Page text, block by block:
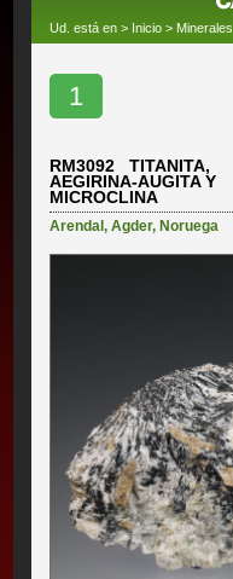
Ud. está en > Inicio > Minerales
1
RM3092 TITANITA,
AEGIRINA-AUGITA Y
MICROCLINA
Arendal,Agder,Noruega